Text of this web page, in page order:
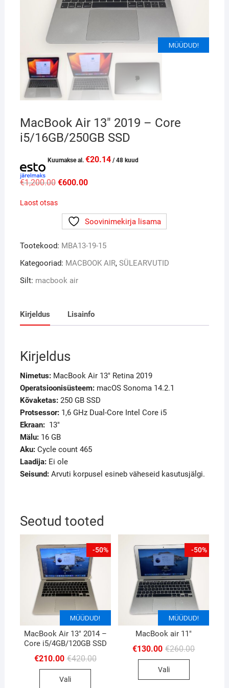
MÜÜDUD!
MacBook Air 13″ 2019 – Core
i5/16GB/250GB SSD
Kuumakse al. €20.14/ 48 kuud
€1,200.00 Algne
€1,200.00.
€600.00Current
Laost otsas
Soovinimekirja lisama
Tootekood: MBA13-19-15
Kategooriad: MACBOOK AIR, SÜLEARVUTID
Silt: macbook air
Kirjeldus Lisainfo
Kirjeldus
Nimetus:MacBook Air 13″ Retina 2019
Operatsioonisüsteem: macOS Sonoma 14.2.1
Kõvaketas: 250 GB SSD
Protsessor: 1,6 GHz Dual-Core Intel Core i5
Ekraan: 13″
Mälu:16 GB
Aku:Cycle count 465
Laadija:Ei ole
Seisund: Arvuti korpusel esineb väheseid kasutusjälgi.
Seotud tooted
-50%
MÜÜDUD!
MacBook Air 13″ 2014 –
Core i5/4GB/120GB SSD
€420.00Algne
€210.00
Current
Vali
-50%
MÜÜDUD!
MÜÜDUD!
MacBook air 11″
€260.00Algne
€130.00
Current
Vali